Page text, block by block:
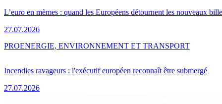
L’euro en mèmes : quand les Européens détournent les nouveaux
27.07.2026
Incendies ravageurs : l'exécutif européen reconnaît être submergé
27.07.2026
PROENERGIE, ENVIRONNEMENT ET TRANSPORT